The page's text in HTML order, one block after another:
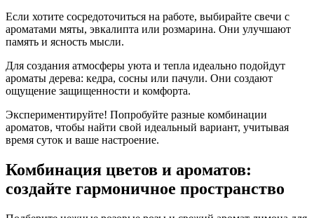
Если хотите сосредоточиться на работе, выбирайте свечи с
ароматами мяты, эвкалипта или розмарина. Они улучшают
память и ясность мысли.
Для создания атмосферы уюта и тепла идеально подойдут
ароматы дерева: кедра, сосны или пачули. Они создают
ощущение защищенности и комфорта.
Экспериментируйте! Попробуйте разные комбинации
ароматов, чтобы найти свой идеальный вариант, учитывая
время суток и ваше настроение.
Комбинация цветов и ароматов:
создайте гармоничное пространство